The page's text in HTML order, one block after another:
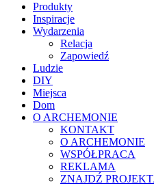
Produkty
Inspiracje
Wydarzenia
Relacja
Zapowiedź
Ludzie
DIY
Miejsca
Dom
O ARCHEMONIE
KONTAKT
O ARCHEMONIE
WSPÓŁPRACA
REKLAMA
ZNAJDŹ